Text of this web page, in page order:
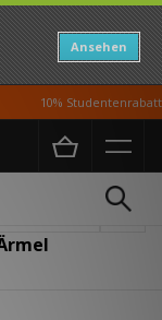
Ansehen
10% Studentenrabatt